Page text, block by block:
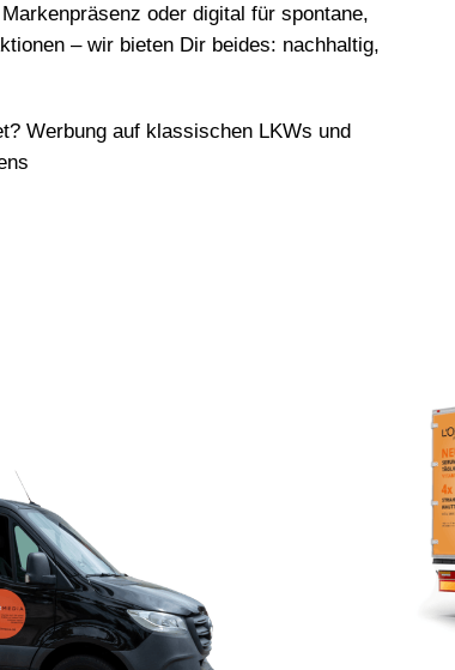
oder digital für spontane,
– wir bieten Dir beides: nachhaltig,
Werbung auf klassischen LKWs und